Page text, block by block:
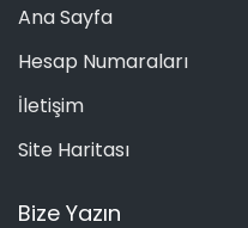
Ana Sayfa
Hesap Numaraları
İletişim
Site Haritası
Bize Yazın